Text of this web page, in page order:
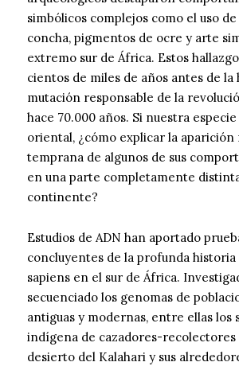
simbólicos complejos como el uso
concha, pigmentos de ocre y arte
extremo sur de África. Estos
cientos de miles de años antes de
mutación responsable de la
hace 70.000 años. Si nuestra
oriental, ¿cómo explicar la aparición
temprana de algunos de sus
en una parte completamente
continente?
Estudios de ADN han aportado
concluyentes de la profunda historia
sapiens en el sur de África.
secuenciado los genomas de
antiguas y modernas, entre ellas los
indígena de cazadores-recolectores
desierto del Kalahari y sus